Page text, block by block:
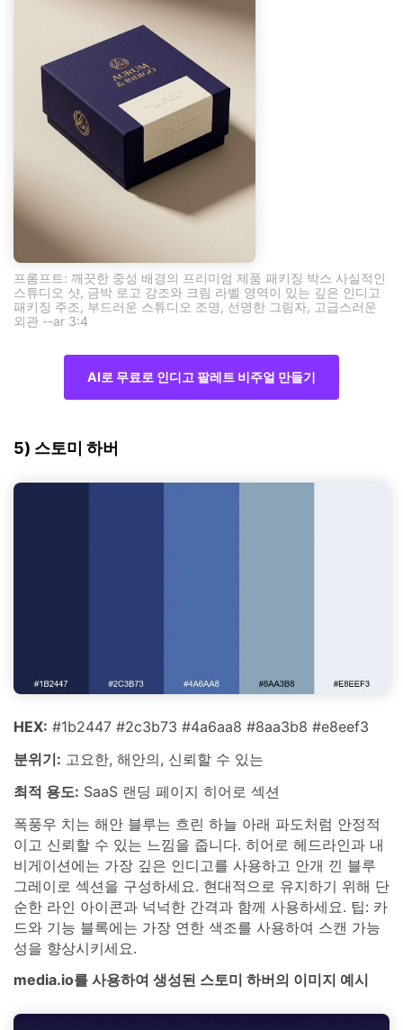
프롬프트: 깨끗한 중성 배경의 프리미엄 제품 패키징 박스 사실적인
스튜디오 샷, 금박 로고 강조와 크림 라벨 영역이 있는 깊은 인디고
패키징 주조, 부드러운 스튜디오 조명, 선명한 그림자, 고급스러운
외관 --ar 3:4
AI로 무료로 인디고 팔레트 비주얼 만들기
5) 스토미 하버
HEX: #1b2447 #2c3b73 #4a6aa8 #8aa3b8 #e8eef3
분위기: 고요한, 해안의, 신뢰할 수 있는
최적 용도: SaaS 랜딩 페이지 히어로 섹션
폭풍우 치는 해안 블루는 흐린 하늘 아래 파도처럼 안정적
이고 신뢰할 수 있는 느낌을 줍니다. 히어로 헤드라인과 내
비게이션에는 가장 깊은 인디고를 사용하고 안개 낀 블루
그레이로 섹션을 구성하세요. 현대적으로 유지하기 위해 단
순한 라인 아이콘과 넉넉한 간격과 함께 사용하세요. 팁: 카
드와 기능 블록에는 가장 연한 색조를 사용하여 스캔 가능
성을 향상시키세요.
media.io를 사용하여 생성된 스토미 하버의 이미지 예시